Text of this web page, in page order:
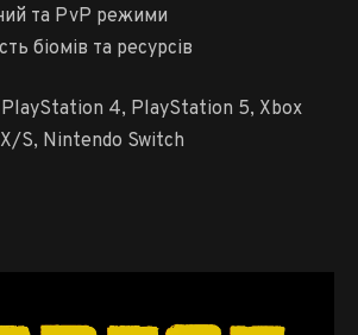
та PvP режими
біомів та ресурсів
PlayStation 4, PlayStation 5, Xbox
S, Nintendo Switch